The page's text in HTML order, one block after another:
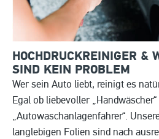
HOCHDRUCKREINIGER &
IND KEIN PROBLEM
Wer sein Auto liebt, reinigt es
Egal ob liebevoller
„Autowaschanlagenfahrer“.
langlebigen Folien sind nach